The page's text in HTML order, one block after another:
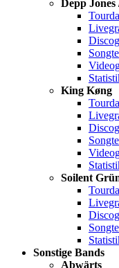
Depp Jones
King Køng
Soilent
Sonstige Bands
Abwärts